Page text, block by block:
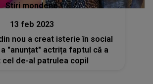
Stiri mondene
13 feb 2023
nou a creat isterie în social
"anunțat" actrița faptul că a
cel de-al patrulea copil